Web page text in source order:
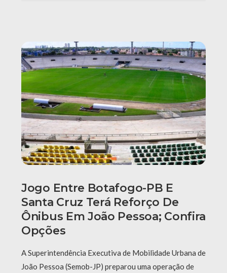
Jogo Entre Botafogo-PB E
Santa Cruz Terá Reforço De
Ônibus Em João Pessoa; Confira
Opções
A Superintendência Executiva de Mobilidade Urbana de
João Pessoa (Semob-JP) preparou uma operação de